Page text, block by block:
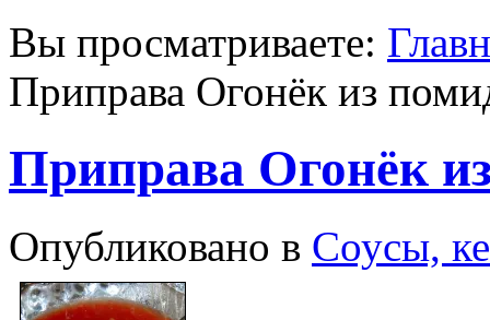
Вы просматриваете:
Приправа Огонёк из
Приправа Огонёк
Опубликовано в Соусы,